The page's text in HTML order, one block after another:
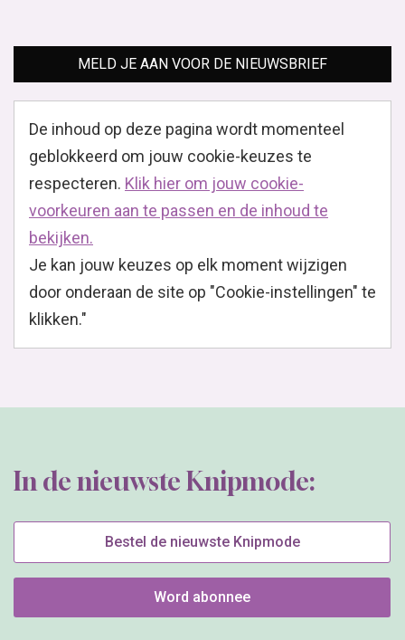
MELD JE AAN VOOR DE NIEUWSBRIEF
De inhoud op deze pagina wordt momenteel
geblokkeerd om jouw cookie-keuzes te
respecteren. Klik hier om jouw cookie-
voorkeuren aan te passen en de inhoud te
bekijken.
Je kan jouw keuzes op elk moment wijzigen
door onderaan de site op "Cookie-instellingen" te
klikken."
In de nieuwste Knipmode:
Bestel de nieuwste Knipmode
Word abonnee